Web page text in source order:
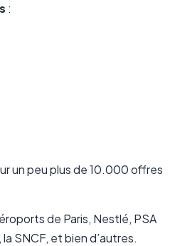
:
un peu plus de 10.000 offres
de Paris, Nestlé, PSA
SNCF, et bien d’autres.